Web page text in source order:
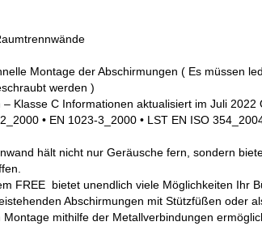
Montage der Abschirmungen ( Es müssen
werden )
Klasse C Informationen aktualisiert im Juli 2022
• EN 1023-3_2000 • LST EN ISO
hält nicht nur Geräusche fern, sondern
FREE bietet unendlich viele Möglichkeiten Ihr
Abschirmungen mit Stützfüßen oder
mithilfe der Metallverbindungen